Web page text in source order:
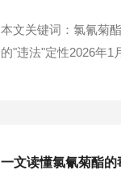
本文关键词：氯氰菊
的"违法"定性2026年1
一文读懂氯氰菊酯